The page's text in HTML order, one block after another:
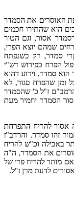
האוסרים את הסמדר
הוא שהתירו חכמים
אסור, וגם הטור
שמהם יוצא הפרי,
סמדר, רק כשנפתח
הפרח כפירוש רש"י
סמדר, וידוע דהוא
זמן שהפרח סגור, לא
ז"ל כ' שהסמדר
הסמדר יחמיר מעת
אסור להריח התפרחת
זהו סמדר. והרדב"ז
באכילה וכ"ש להריח
את הסמדר, ה"ה
מותר להריח פרי של
לדעת מרן ז"ל.